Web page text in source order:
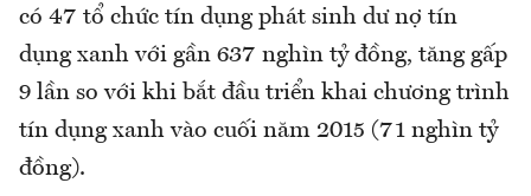
có 47 tổ chức tín dụng phát sinh dư nợ tín
dụng xanh với gần 637 nghìn tỷ đồng, tăng gấp
9 lần so với khi bắt đầu triển khai chương trình
tín dụng xanh vào cuối năm 2015 (71 nghìn tỷ
đồng).